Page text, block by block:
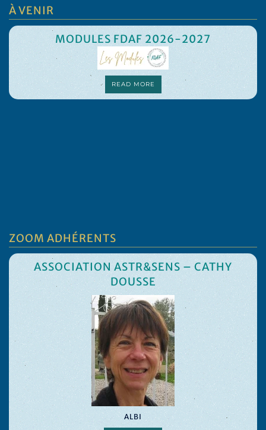
À VENIR
MODULES FDAF 2026-2027
READ MORE
ZOOM ADHÉRENTS
ASSOCIATION ASTR&SENS – CATHY
DOUSSE
ALBI